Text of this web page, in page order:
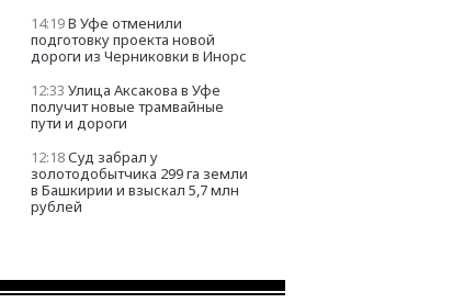
14:19В Уфе отменили
подготовку проекта новой
дороги из Черниковки в Инорс
12:33 Улица Аксакова в Уфе
получит новые трамвайные
пути и дороги
12:18Суд забрал у
золотодобытчика 299 га земли
в Башкирии и взыскал 5,7 млн
рублей